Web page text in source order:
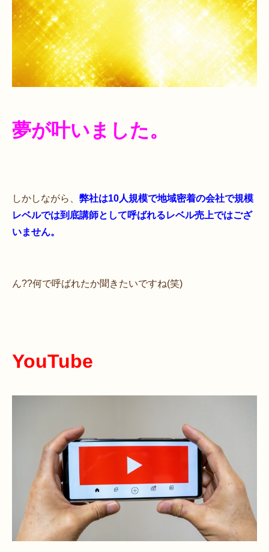
夢が叶いました。
しかしながら、 弊社は10人規模で地域密着の会社で規模
レベルでは到底講師として呼ばれるレベル売上ではござ
いません。
ん??何で呼ばれたか聞きたいですね(笑)
YouTube